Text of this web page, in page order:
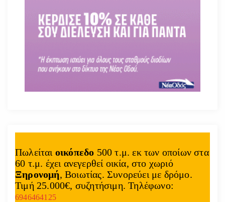
Πωλείται οικόπεδο 500 τ.μ. εκ των οποίων στα
60 τ.μ. έχει ανεγερθεί οικία, στο χωριό
Ξηρονομή, Βοιωτίας. Συνορεύει με δρόμο.
Τιμή 25.000€, συζητήσιμη. Τηλέφωνο:
6946464125